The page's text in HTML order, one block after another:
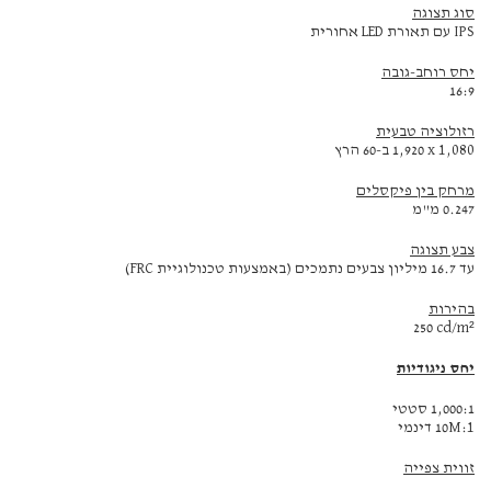
סוג תצוגה
IPS עם תאורת LED אחורית
יחס רוחב-גובה
16:9
רזולוציה טבעית
‎1,920 x 1,080 ב-‏60 הרץ
מרחק בין פיקסלים
0.247 מ"מ
צבע תצוגה
עד 16.7 מיליון צבעים נתמכים (באמצעות טכנולוגיית FRC)
בהירות
‎250 cd/m²
יחס ניגודיות
1,000:1 סטטי
10M:1 דינמי
זווית צפייה